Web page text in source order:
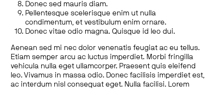
Donec sed mauris diam.
Pellentesque scelerisque enim ut nulla
condimentum, et vestibulum enim ornare.
Donec vitae odio magna. Quisque id leo dui.
Aenean sed mi nec dolor venenatis feugiat ac eu tellus.
Etiam semper arcu ac luctus imperdiet. Morbi fringilla
vehicula nulla eget ullamcorper. Praesent quis eleifend
leo. Vivamus in massa odio. Donec facilisis imperdiet est,
ac interdum nisl consequat eget. Nulla facilisi. Lorem